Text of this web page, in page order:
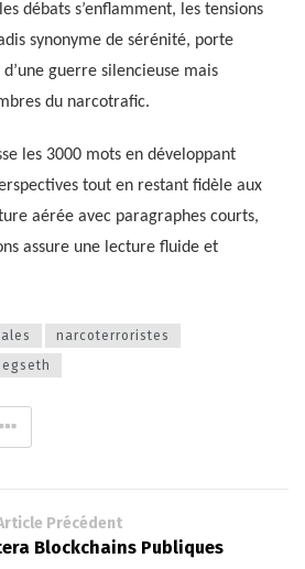
débats s’enflamment, les tensions
synonyme de sérénité, porte
guerre silencieuse mais
du narcotrafic.
les 3000 mots en développant
tout en restant fidèle aux
aérée avec paragraphes courts,
assure une lecture fluide et
narcoterroristes
Précédent
Blockchains Publiques